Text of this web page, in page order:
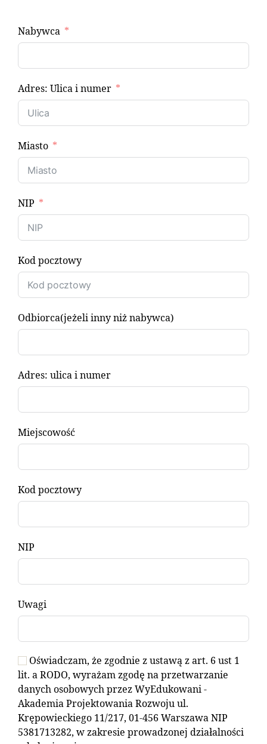
Nabywca
Adres: Ulica i numer
Miasto
NIP
Kod pocztowy
Odbiorca(jeżeli inny niż nabywca)
Adres: ulica i numer
Miejscowość
Kod pocztowy
NIP
Uwagi
Oświadczam, że zgodnie z ustawą z art. 6 ust 1
lit. a RODO, wyrażam zgodę na przetwarzanie
danych osobowych przez WyEdukowani -
Akademia Projektowania Rozwoju ul.
Krępowieckiego 11/217, 01-456 Warszawa NIP
5381713282, w zakresie prowadzonej działalności